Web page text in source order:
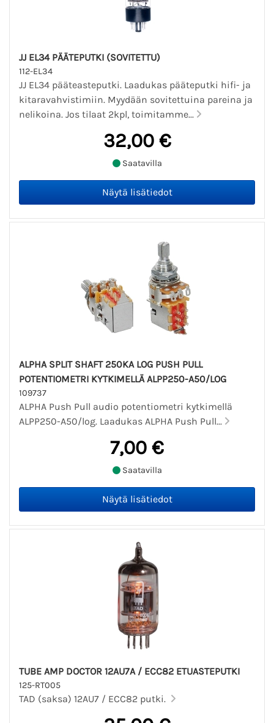
JJ EL34 PÄÄTEPUTKI (SOVITETTU)
112-EL34
JJ EL34 pääteasteputki. Laadukas pääteputki hifi- ja
kitaravahvistimiin. Myydään sovitettuina pareina ja
nelikoina. Jos tilaat 2kpl, toimitamme...
32,00 €
Saatavilla
ALPHA SPLIT SHAFT 250KA LOG PUSH PULL
POTENTIOMETRI KYTKIMELLÄ ALPP250-A50/LOG
109737
ALPHA Push Pull audio potentiometri kytkimellä
ALPP250-A50/log. Laadukas ALPHA Push Pull...
7,00 €
Saatavilla
TUBE AMP DOCTOR 12AU7A / ECC82 ETUASTEPUTKI
125-RT005
TAD (saksa) 12AU7 / ECC82 putki.